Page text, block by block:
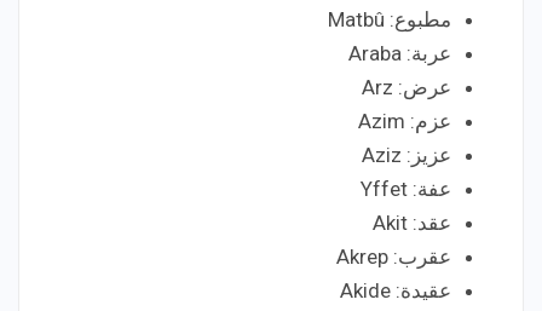
مطبوع: Matbû
عربة: Araba
عرض: Arz
عزم: Azim
عزيز: Aziz
عفة: Yffet
عقد: Akit
عقرب: Akrep
عقيدة: Akide